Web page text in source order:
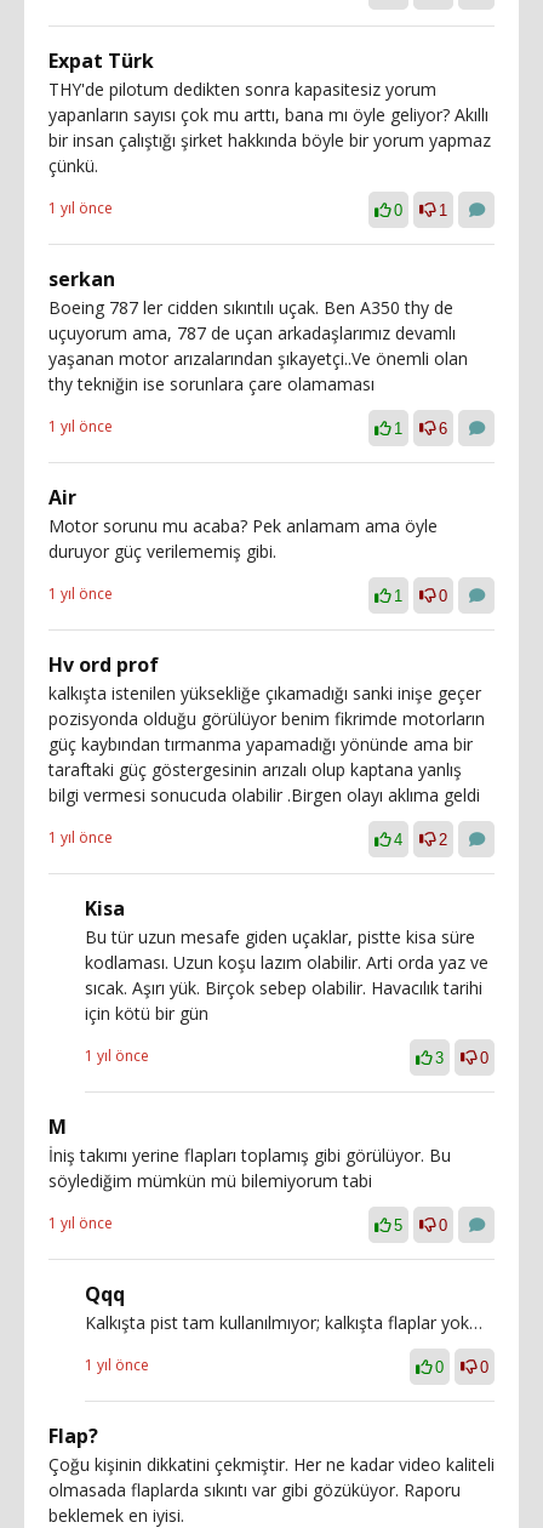
Expat Türk
THY'de pilotum dedikten sonra kapasitesiz yorum
yapanların sayısı çok mu arttı, bana mı öyle geliyor? Akıllı
bir insan çalıştığı şirket hakkında böyle bir yorum yapmaz
çünkü.
1 yıl önce 0 1
serkan
Boeing 787 ler cidden sıkıntılı uçak. Ben A350 thy de
uçuyorum ama, 787 de uçan arkadaşlarımız devamlı
yaşanan motor arızalarından şıkayetçi..Ve önemli olan
thy tekniğin ise sorunlara çare olamaması
1 yıl önce 1 6
Air
Motor sorunu mu acaba? Pek anlamam ama öyle
duruyor güç verilememiş gibi.
1 yıl önce 1 0
Hv ord prof
kalkışta istenilen yüksekliğe çıkamadığı sanki inişe geçer
pozisyonda olduğu görülüyor benim fikrimde motorların
güç kaybından tırmanma yapamadığı yönünde ama bir
taraftaki güç göstergesinin arızalı olup kaptana yanlış
bilgi vermesi sonucuda olabilir .Birgen olayı aklıma geldi
1 yıl önce 4 2
Kisa
Bu tür uzun mesafe giden uçaklar, pistte kisa süre
kodlaması. Uzun koşu lazım olabilir. Arti orda yaz ve
sıcak. Aşırı yük. Birçok sebep olabilir. Havacılık tarihi
için kötü bir gün
1 yıl önce 3 0
M
İniş takımı yerine flapları toplamış gibi görülüyor. Bu
söylediğim mümkün mü bilemiyorum tabi
1 yıl önce 5 0
Qqq
Kalkışta pist tam kullanılmıyor; kalkışta flaplar yok…
1 yıl önce 0 0
Flap?
Çoğu kişinin dikkatini çekmiştir. Her ne kadar video kaliteli
olmasada flaplarda sıkıntı var gibi gözüküyor. Raporu
beklemek en iyisi.